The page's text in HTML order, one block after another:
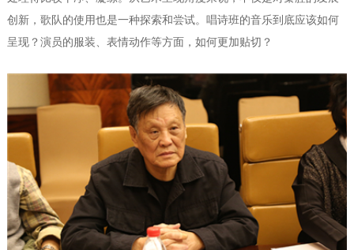
创新，歌队的使用也是一种探索和尝试。唱诗班的音乐到底应该如何
呈现？演员的服装、表情动作等方面，如何更加贴切？